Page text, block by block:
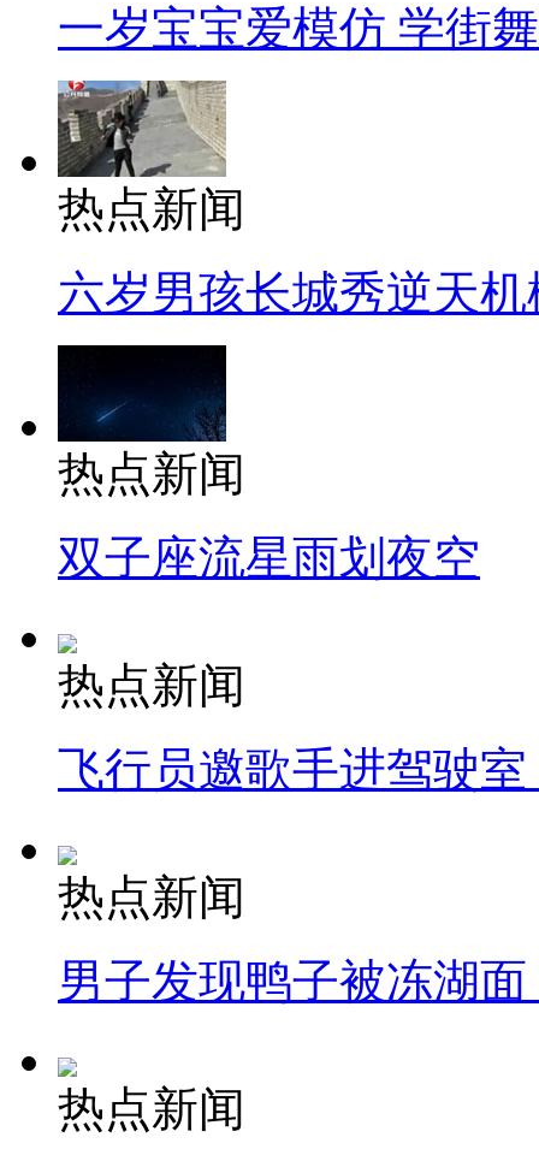
一岁宝宝爱模仿 学街
热点新闻
六岁男孩长城秀逆天机
热点新闻
双子座流星雨划夜空
热点新闻
飞行员邀歌手进驾驶
热点新闻
男子发现鸭子被冻湖
热点新闻